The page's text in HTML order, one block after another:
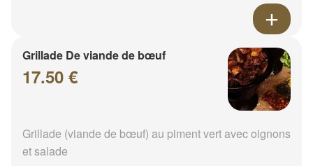
Grillade De viande de bœuf
17.50 €
Grillade (viande de bœuf) au piment vert avec oignons
et salade